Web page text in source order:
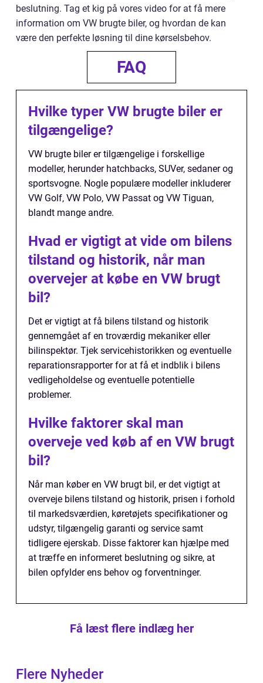
beslutning. Tag et kig på vores video for at få mere
information om VW brugte biler, og hvordan de kan
være den perfekte løsning til dine kørselsbehov.
FAQ
Hvilke typer VW brugte biler er
tilgængelige?
VW brugte biler er tilgængelige i forskellige
modeller, herunder hatchbacks, SUVer, sedaner og
sportsvogne. Nogle populære modeller inkluderer
VW Golf, VW Polo, VW Passat og VW Tiguan,
blandt mange andre.
Hvad er vigtigt at vide om bilens
tilstand og historik, når man
overvejer at købe en VW brugt
bil?
Det er vigtigt at få bilens tilstand og historik
gennemgået af en troværdig mekaniker eller
bilinspektør. Tjek servicehistorikken og eventuelle
reparationsrapporter for at få et indblik i bilens
vedligeholdelse og eventuelle potentielle
problemer.
Hvilke faktorer skal man
overveje ved køb af en VW brugt
bil?
Når man køber en VW brugt bil, er det vigtigt at
overveje bilens tilstand og historik, prisen i forhold
til markedsværdien, køretøjets specifikationer og
udstyr, tilgængelig garanti og service samt
tidligere ejerskab. Disse faktorer kan hjælpe med
at træffe en informeret beslutning og sikre, at
bilen opfylder ens behov og forventninger.
Få læst flere indlæg her
Flere Nyheder